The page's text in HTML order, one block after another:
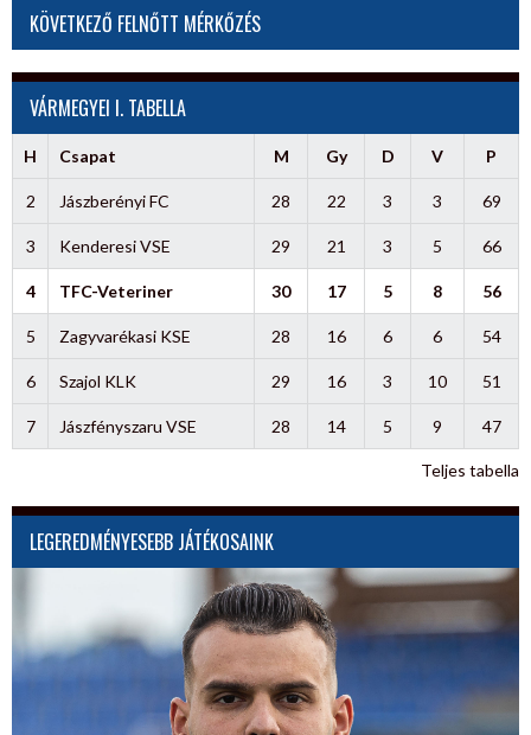
KÖVETKEZŐ FELNŐTT MÉRKŐZÉS
VÁRMEGYEI I. TABELLA
H Csapat M Gy D V P
2 Jászberényi FC 28 22 3 3 69
3 Kenderesi VSE 29 21 3 5 66
4 TFC-Veteriner 30 17 5 8 56
5 Zagyvarékasi KSE 28 16 6 6 54
6 Szajol KLK 29 16 3 10 51
7 Jászfényszaru VSE 28 14 5 9 47
Teljes tabella
LEGEREDMÉNYESEBB JÁTÉKOSAINK